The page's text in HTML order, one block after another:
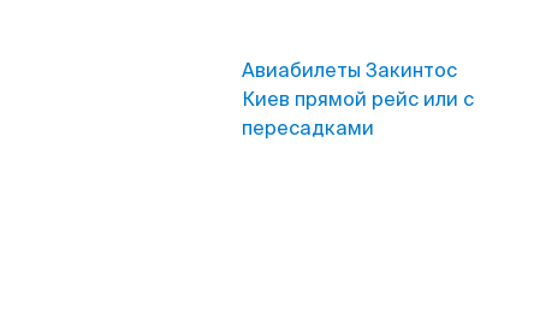
Авиабилеты Закинтос
Киев прямой рейс или с
пересадками